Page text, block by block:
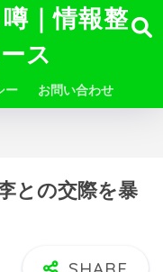
｜情報整
ス
ー お問い合わせ
との交際を暴